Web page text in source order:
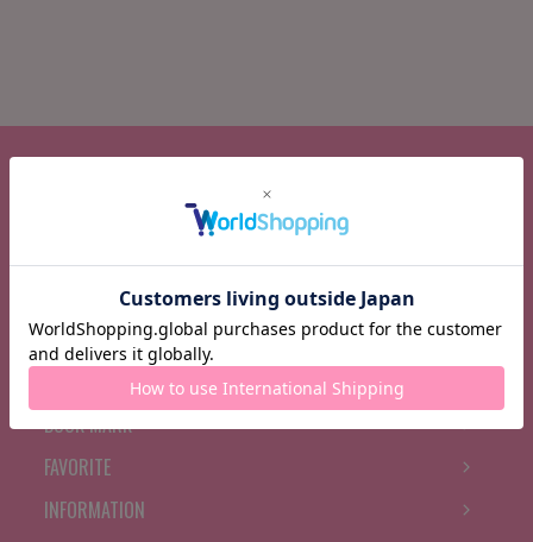
BRAND NEWS
BOOK MARK
FAVORITE
INFORMATION